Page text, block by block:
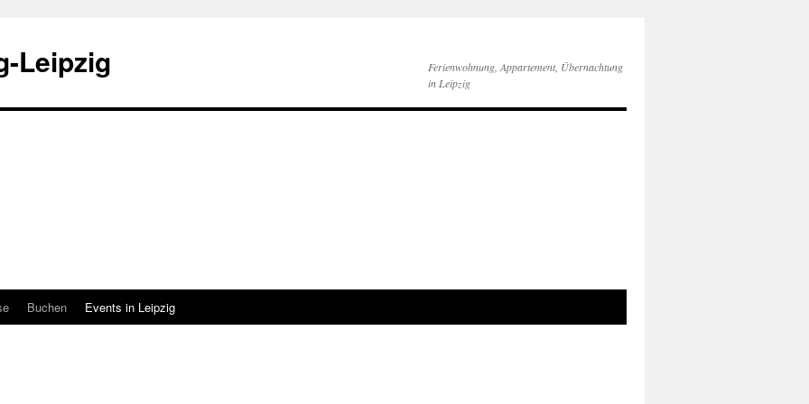
Leipzig
Ferienwohnung, Appartement, Übernachtung
in Leipzig
Buchen Events in Leipzig